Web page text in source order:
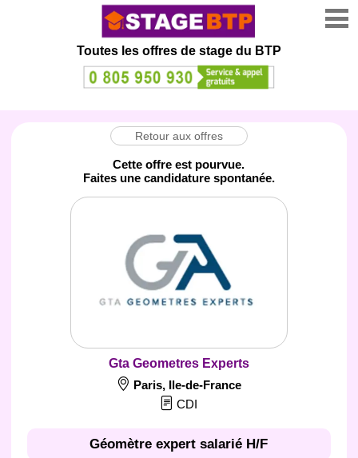
Toutes les offres de stage du BTP
Retour aux offres
Cette offre est pourvue.
Faites une candidature spontanée.
Gta Geometres Experts
Paris, Ile-de-France
CDI
Géomètre expert salarié H/F